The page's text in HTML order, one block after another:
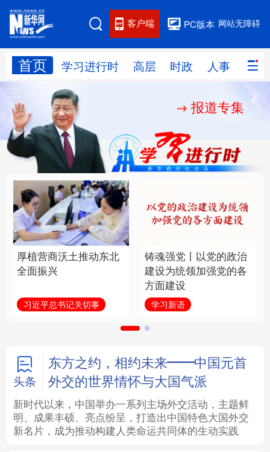
网站无障碍
PC版本
客户端
首页 学习进行时 高层 时政 人事 国际
网站地图
学习进行时 人事
国际 财经 网评
思客智库 全球连线 教育
科技 科创 量子 体育
文化 书画
访谈 视频 图片 政务
学术中国 乡村振兴 银龄 溯源中国
城市 旅游 能源
彩票 娱乐 时尚 悦读
报道专集
厚植营商沃土推动东北
全面振兴
习近平总书记关切事
铸魂强党丨以党的政治
建设为统领加强党的各
方面建设
学习新语
头条
东方之约，相约未来——中国元首
外交的世界情怀与大国气派
新时代以来，中国举办一系列主场外交活动，主题鲜
明、成果丰硕、亮点纷呈，打造出中国特色大国外交
新名片，成为推动构建人类命运共同体的生动实践